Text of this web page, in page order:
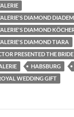
DIAMOND DIADEM
DIAMOND
DIAMOND TIARA
PRESENTED THE BRIDE
HABSBURG
WEDDING GIFT